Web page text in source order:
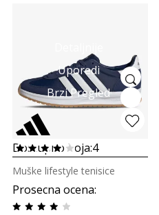
Uporedi
Brzi Pregled
Dostupno boja:4
Prosecna ocena:
Muške lifestyle tenisice